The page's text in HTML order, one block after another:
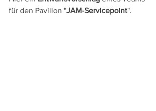
für den Pavillon "JAM-Servicepoint".